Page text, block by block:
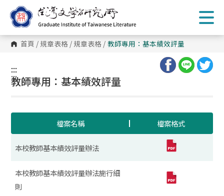
到
主
內
容 首頁 /規章表格 /規章表格 / 教師專用：基本績效評量
:::
:::
教師專用：基本績效評量
檔案名稱 檔案格式
本校教師基本績效評量辦法
本校教師基本績效評量辦法施行細
則